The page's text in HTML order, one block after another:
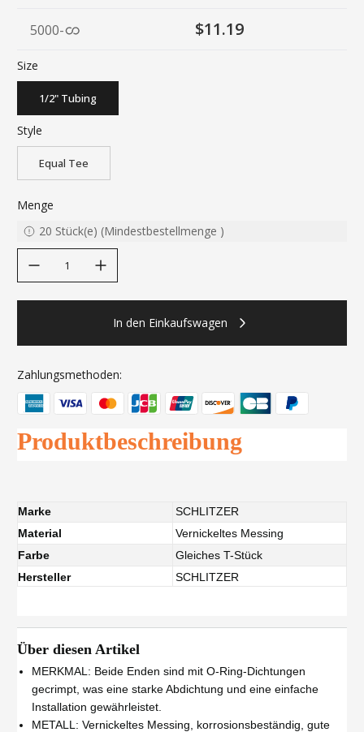
5000- $11.19
Size
1/2" Tubing
Style
Equal Tee
Menge
20 Stück(e) (Mindestbestellmenge )
In den Einkaufswagen
Zahlungsmethoden:
Produktbeschreibung
Marke
SCHLITZER
Material
Vernickeltes Messing
Farbe
Gleiches T-Stück
Hersteller
SCHLITZER
Über diesen Artikel
MERKMAL: Beide Enden sind mit O-Ring-Dichtungen
gecrimpt, was eine starke Abdichtung und eine einfache
Installation gewährleistet.
METALL: Vernickeltes Messing, korrosionsbeständig, gute